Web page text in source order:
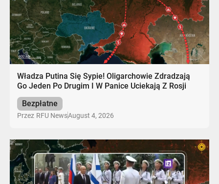
Władza Putina Się Sypie! Oligarchowie Zdradzają
Go Jeden Po Drugim I W Panice Uciekają Z Rosji
Bezpłatne
Przez RFU NewsAugust 4, 2026